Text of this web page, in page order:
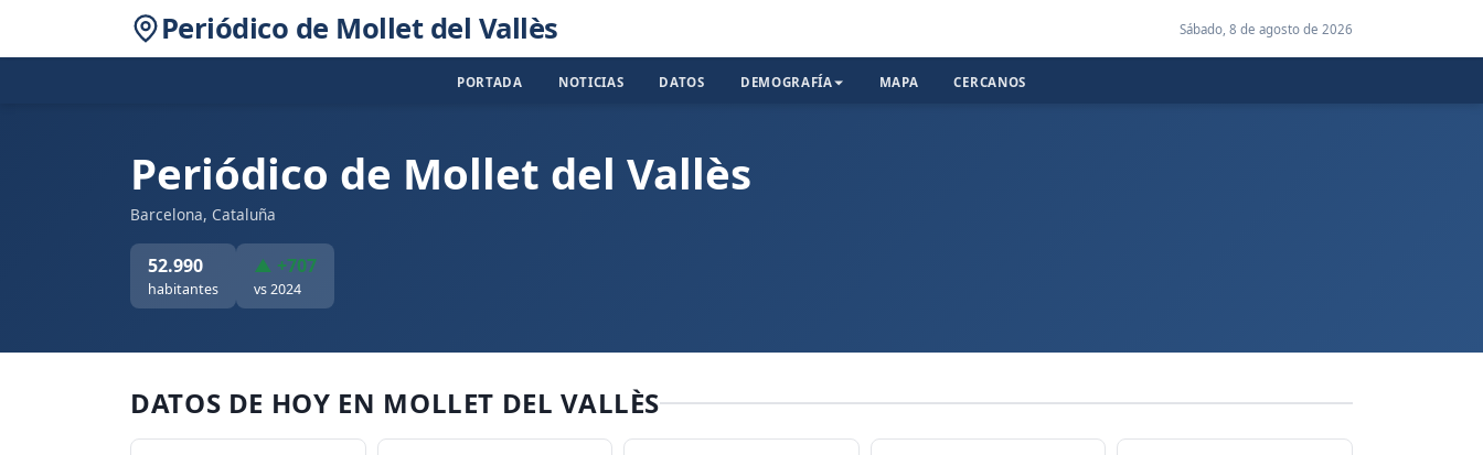
Periódico de Mollet del Vallès Sábado, 8 de agosto de 2026
PORTADA NOTICIAS DATOS DEMOGRAFÍA MAPA CERCANOS
Periódico de Mollet del Vallès
Barcelona, Cataluña
52.990
habitantes
▲ +707
vs 2024
DATOS DE HOY EN MOLLET DEL VALLÈS